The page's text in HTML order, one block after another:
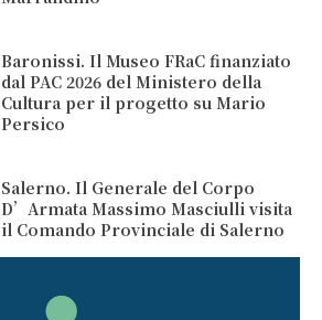
Baronissi. Il Museo FRaC finanziato
dal PAC 2026 del Ministero della
Cultura per il progetto su Mario
Persico
Salerno. Il Generale del Corpo
D’Armata Massimo Masciulli visita
il Comando Provinciale di Salerno